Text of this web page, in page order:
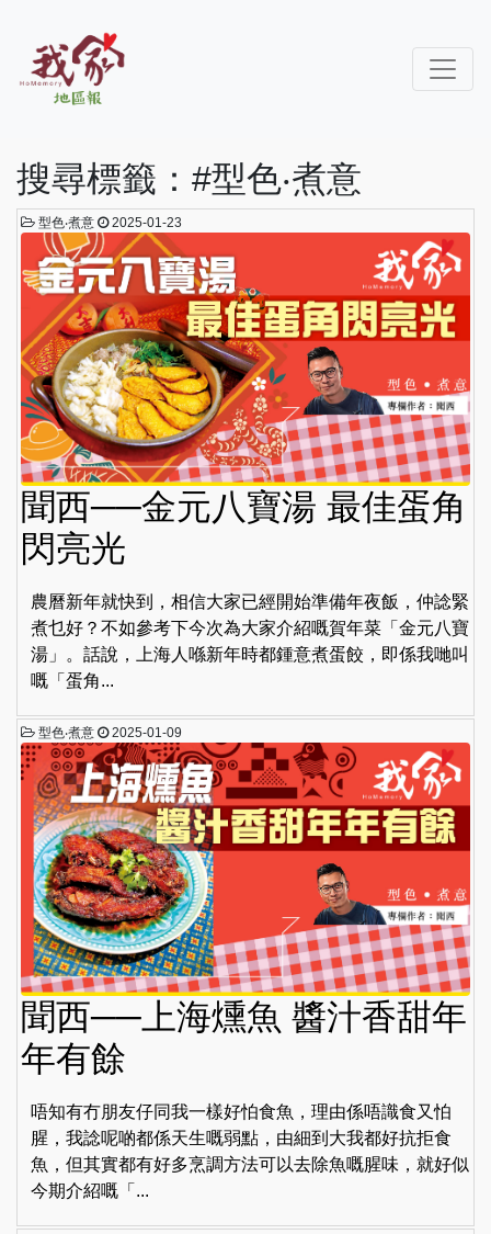
搜尋標籤：#型色‧煮意
型色‧煮意 2025-01-23
聞西──金元八寶湯 最佳蛋角
閃亮光
農曆新年就快到，相信大家已經開始準備年夜飯，仲諗緊
煮乜好？不如參考下今次為大家介紹嘅賀年菜「金元八寶
湯」。話說，上海人喺新年時都鍾意煮蛋餃，即係我哋叫
嘅「蛋角...
型色‧煮意 2025-01-09
聞西──上海燻魚 醬汁香甜年
年有餘
唔知有冇朋友仔同我一樣好怕食魚，理由係唔識食又怕
腥，我諗呢啲都係天生嘅弱點，由細到大我都好抗拒食
魚，但其實都有好多烹調方法可以去除魚嘅腥味，就好似
今期介紹嘅「...